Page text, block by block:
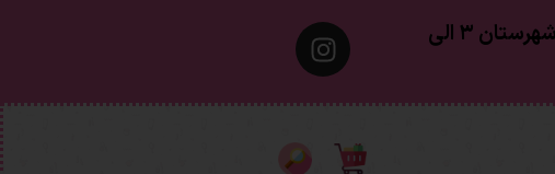
معمولا تهران ۱ الی ۲ روز‌ کاری ٫ شهرستان ۳ الی